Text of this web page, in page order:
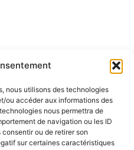
nous utilisons des technologies
ou accéder aux informations des
nous permettra de
de navigation ou les ID
ou de retirer son
sur certaines caractéristiques